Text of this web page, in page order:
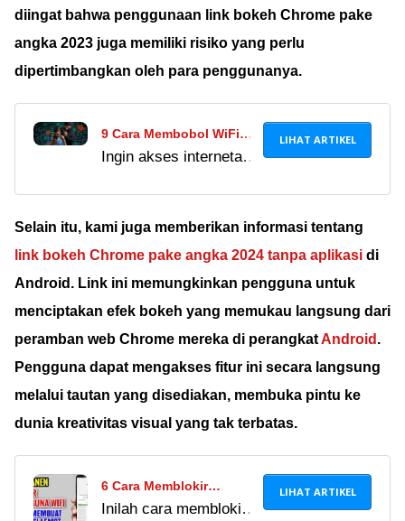
ini.
diingat bahwa penggunaan link bokeh Chrome pake
angka 2023 juga memiliki risiko yang perlu
dipertimbangkan oleh para penggunanya.
9 Cara Membobol WiFi
dengan HP Tanpa Root &
Ingin akses internetan
WiFi dengan HP tanpa
root dan laptop berikut
ini untuk tahu
LIHAT ARTIKEL
Selain itu, kami juga memberikan informasi tentang
link bokeh Chrome pake angka 2024 tanpa aplikasi di
Android. Link ini memungkinkan pengguna untuk
menciptakan efek bokeh yang memukau langsung dari
peramban web Chrome mereka di perangkat Android .
Pengguna dapat mengakses fitur ini secara langsung
melalui tautan yang disediakan, membuka pintu ke
dunia kreativitas visual yang tak terbatas.
6 Cara Memblokir
Pengguna WiFi Ilegal
Inilah cara memblokir
LIHAT ARTIKEL